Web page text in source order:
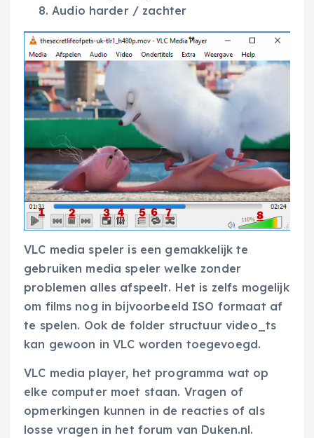
Audio harder / zachter
VLC media speler is een gemakkelijk te
gebruiken media speler welke zonder
problemen alles afspeelt. Het is zelfs mogelijk
om films nog in bijvoorbeeld ISO formaat af
te spelen. Ook de folder structuur video_ts
kan gewoon in VLC worden toegevoegd.
VLC media player, het programma wat op
elke computer moet staan. Vragen of
opmerkingen kunnen in de reacties of als
losse vragen in het forum van Duken.nl.